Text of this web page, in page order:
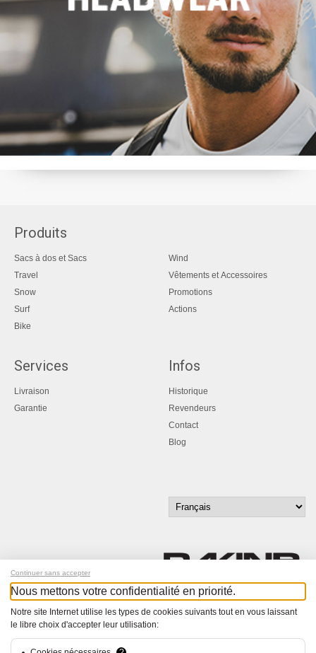
Produits
Sacs à dos et Sacs
Travel
Snow
Surf
Bike
Wind
Vêtements et Accessoires
Promotions
Actions
Services
Livraison
Garantie
Infos
Historique
Revendeurs
Contact
Blog
© Bucher+Walt 2011-2026
Tous droits réservés - Informations non contractuelles
Continuer sans accepter
Nous mettons votre confidentialité en priorité.
Notre site Internet utilise les types de cookies suivants tout en vous laissant
le libre choix d'accepter leur utilisation: